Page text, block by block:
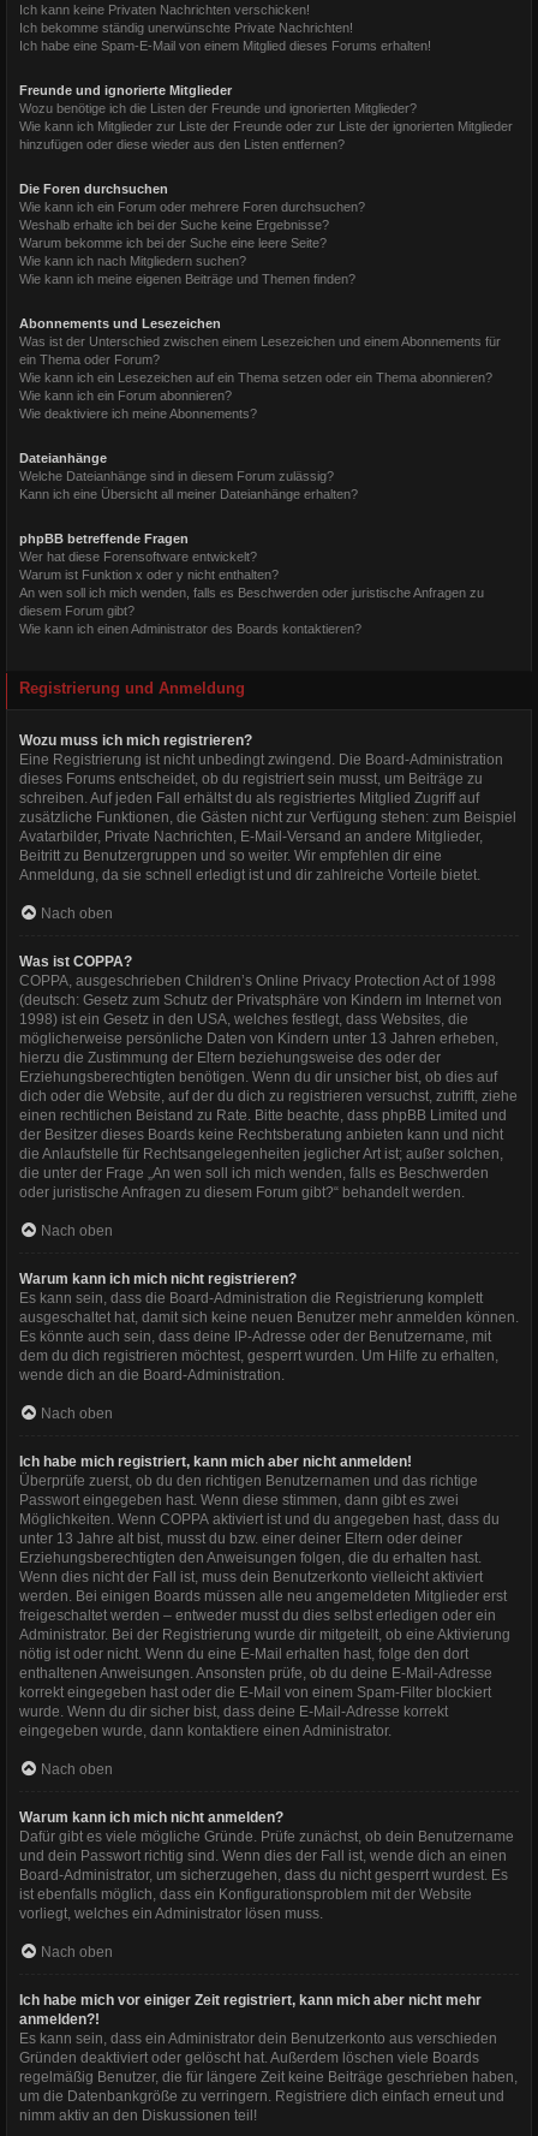
Ich kann keine Privaten Nachrichten verschicken!
Ich bekomme ständig unerwünschte Private Nachrichten!
Ich habe eine Spam-E-Mail von einem Mitglied dieses Forums erhalten!
Freunde und ignorierte Mitglieder
Wozu benötige ich die Listen der Freunde und ignorierten Mitglieder?
Wie kann ich Mitglieder zur Liste der Freunde oder zur Liste der ignorierten Mitglieder
hinzufügen oder diese wieder aus den Listen entfernen?
Die Foren durchsuchen
Wie kann ich ein Forum oder mehrere Foren durchsuchen?
Weshalb erhalte ich bei der Suche keine Ergebnisse?
Warum bekomme ich bei der Suche eine leere Seite?
Wie kann ich nach Mitgliedern suchen?
Wie kann ich meine eigenen Beiträge und Themen finden?
Abonnements und Lesezeichen
Was ist der Unterschied zwischen einem Lesezeichen und einem Abonnements für
ein Thema oder Forum?
Wie kann ich ein Lesezeichen auf ein Thema setzen oder ein Thema abonnieren?
Wie kann ich ein Forum abonnieren?
Wie deaktiviere ich meine Abonnements?
Dateianhänge
Welche Dateianhänge sind in diesem Forum zulässig?
Kann ich eine Übersicht all meiner Dateianhänge erhalten?
phpBB betreffende Fragen
Wer hat diese Forensoftware entwickelt?
Warum ist Funktion x oder y nicht enthalten?
An wen soll ich mich wenden, falls es Beschwerden oder juristische Anfragen zu
diesem Forum gibt?
Wie kann ich einen Administrator des Boards kontaktieren?
Registrierung und Anmeldung
Wozu muss ich mich registrieren?
Eine Registrierung ist nicht unbedingt zwingend. Die Board-Administration
dieses Forums entscheidet, ob du registriert sein musst, um Beiträge zu
schreiben. Auf jeden Fall erhältst du als registriertes Mitglied Zugriff auf
zusätzliche Funktionen, die Gästen nicht zur Verfügung stehen: zum Beispiel
Avatarbilder, Private Nachrichten, E-Mail-Versand an andere Mitglieder,
Beitritt zu Benutzergruppen und so weiter. Wir empfehlen dir eine
Anmeldung, da sie schnell erledigt ist und dir zahlreiche Vorteile bietet.
Nach oben
Was ist COPPA?
COPPA, ausgeschrieben Children’s Online Privacy Protection Act of 1998
(deutsch: Gesetz zum Schutz der Privatsphäre von Kindern im Internet von
1998) ist ein Gesetz in den USA, welches festlegt, dass Websites, die
möglicherweise persönliche Daten von Kindern unter 13 Jahren erheben,
hierzu die Zustimmung der Eltern beziehungsweise des oder der
Erziehungsberechtigten benötigen. Wenn du dir unsicher bist, ob dies auf
dich oder die Website, auf der du dich zu registrieren versuchst, zutrifft, ziehe
einen rechtlichen Beistand zu Rate. Bitte beachte, dass phpBB Limited und
der Besitzer dieses Boards keine Rechtsberatung anbieten kann und nicht
die Anlaufstelle für Rechtsangelegenheiten jeglicher Art ist; außer solchen,
die unter der Frage „An wen soll ich mich wenden, falls es Beschwerden
oder juristische Anfragen zu diesem Forum gibt?“ behandelt werden.
Nach oben
Warum kann ich mich nicht registrieren?
Es kann sein, dass die Board-Administration die Registrierung komplett
ausgeschaltet hat, damit sich keine neuen Benutzer mehr anmelden können.
Es könnte auch sein, dass deine IP-Adresse oder der Benutzername, mit
dem du dich registrieren möchtest, gesperrt wurden. Um Hilfe zu erhalten,
wende dich an die Board-Administration.
Nach oben
Ich habe mich registriert, kann mich aber nicht anmelden!
Überprüfe zuerst, ob du den richtigen Benutzernamen und das richtige
Passwort eingegeben hast. Wenn diese stimmen, dann gibt es zwei
Möglichkeiten. Wenn COPPA aktiviert ist und du angegeben hast, dass du
unter 13 Jahre alt bist, musst du bzw. einer deiner Eltern oder deiner
Erziehungsberechtigten den Anweisungen folgen, die du erhalten hast.
Wenn dies nicht der Fall ist, muss dein Benutzerkonto vielleicht aktiviert
werden. Bei einigen Boards müssen alle neu angemeldeten Mitglieder erst
freigeschaltet werden – entweder musst du dies selbst erledigen oder ein
Administrator. Bei der Registrierung wurde dir mitgeteilt, ob eine Aktivierung
nötig ist oder nicht. Wenn du eine E-Mail erhalten hast, folge den dort
enthaltenen Anweisungen. Ansonsten prüfe, ob du deine E-Mail-Adresse
korrekt eingegeben hast oder die E-Mail von einem Spam-Filter blockiert
wurde. Wenn du dir sicher bist, dass deine E-Mail-Adresse korrekt
eingegeben wurde, dann kontaktiere einen Administrator.
Nach oben
Warum kann ich mich nicht anmelden?
Dafür gibt es viele mögliche Gründe. Prüfe zunächst, ob dein Benutzername
und dein Passwort richtig sind. Wenn dies der Fall ist, wende dich an einen
Board-Administrator, um sicherzugehen, dass du nicht gesperrt wurdest. Es
ist ebenfalls möglich, dass ein Konfigurationsproblem mit der Website
vorliegt, welches ein Administrator lösen muss.
Nach oben
Ich habe mich vor einiger Zeit registriert, kann mich aber nicht mehr
anmelden?!
Es kann sein, dass ein Administrator dein Benutzerkonto aus verschieden
Gründen deaktiviert oder gelöscht hat. Außerdem löschen viele Boards
regelmäßig Benutzer, die für längere Zeit keine Beiträge geschrieben haben,
um die Datenbankgröße zu verringern. Registriere dich einfach erneut und
nimm aktiv an den Diskussionen teil!